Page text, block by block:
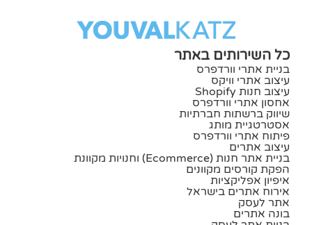
כל השירותים באתר
בניית אתרי וורדפרס
עיצוב אתרי וויקס
עיצוב חנות Shopify
אחסון אתרי וורדפרס
שיווק ברשתות חברתיות
אסטרטגיית מותג
פיתוח אתרי וורדפרס
עיצוב אתרים
בניית אתר חנות (ecommerce) וחנויות מקוונת
הפקת קורסים מקוונים
איפיון אפליקציות
אירוח אתרים בישראל
אתר לעסק
בונה אתרים